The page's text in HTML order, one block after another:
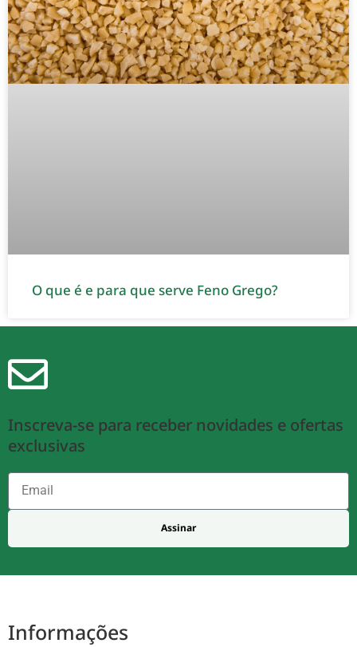
O que é e para que serve Feno Grego?
Inscreva-se para receber novidades e ofertas
exclusivas
Assinar
Informações